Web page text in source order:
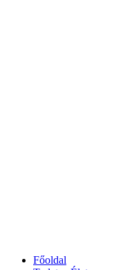
Főoldal